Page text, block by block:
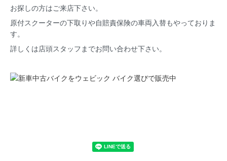
お探しの方はご来店下さい。
原付スクーターの下取りや自賠責保険の車両入替もやっておりま
す。
詳しくは店頭スタッフまでお問い合わせ下さい。